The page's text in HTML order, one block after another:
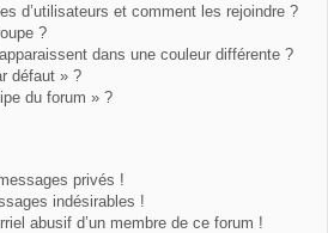
d’utilisateurs et comment les rejoindre ?
?
dans une couleur différente ?
défaut » ?
du forum » ?
privés !
indésirables !
abusif d’un membre de ce forum !